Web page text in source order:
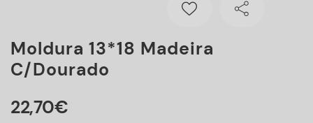
Moldura 13*18 Madeira
C/dourado
22,70€